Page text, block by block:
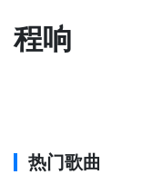
程响
热门歌曲